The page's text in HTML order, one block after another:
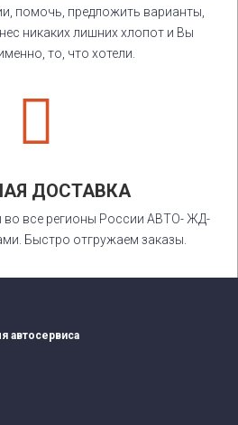
помочь, предложить варианты,
никаких лишних хлопот и Вы
то, что хотели.

ДОСТАВКА
во все регионы России АВТО- ЖД-
Быстро отгружаем заказы.
автосервиса